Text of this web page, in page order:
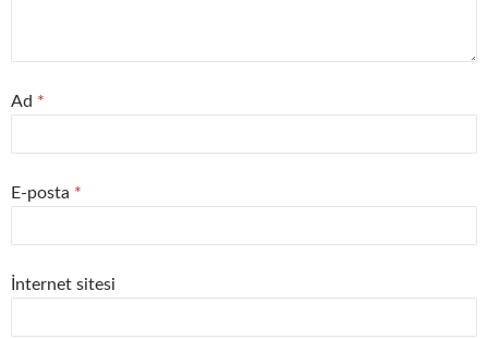
Ad *
E-posta *
İnternet sitesi